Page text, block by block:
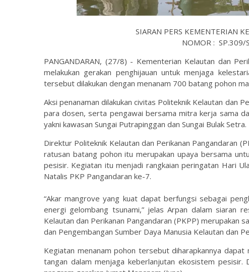
SIARAN PERS KEMENTERIAN
NOMOR : SP.309/
PANGANDARAN, (27/8) - Kementerian Kelautan dan
melakukan gerakan penghijauan untuk menjaga
tersebut dilakukan dengan menanam 700 batang pohon
Aksi penanaman dilakukan civitas Politeknik Kelautan dan
para dosen, serta pengawai bersama mitra kerja sama
yakni kawasan Sungai Putrapinggan dan Sungai Bulak Setra.
Direktur Politeknik Kelautan dan Perikanan Pangandaran
ratusan batang pohon itu merupakan upaya bersama
pesisir. Kegiatan itu menjadi rangkaian peringatan Hari
Natalis PKP Pangandaran ke-7.
“Akar mangrove yang kuat dapat berfungsi sebagai
energi gelombang tsunami,” jelas Arpan dalam siaran
Kelautan dan Perikanan Pangandaran (PKPP) merupakan
dan Pengembangan Sumber Daya Manusia Kelautan dan
Kegiatan menanam pohon tersebut diharapkannya
tangan dalam menjaga keberlanjutan ekosistem pesisir.